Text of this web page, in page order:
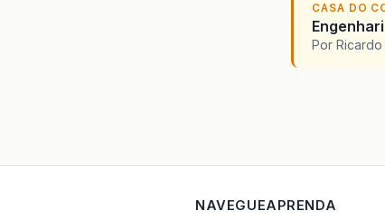
CASA DO
Por
NAVEGUEAPRENDA